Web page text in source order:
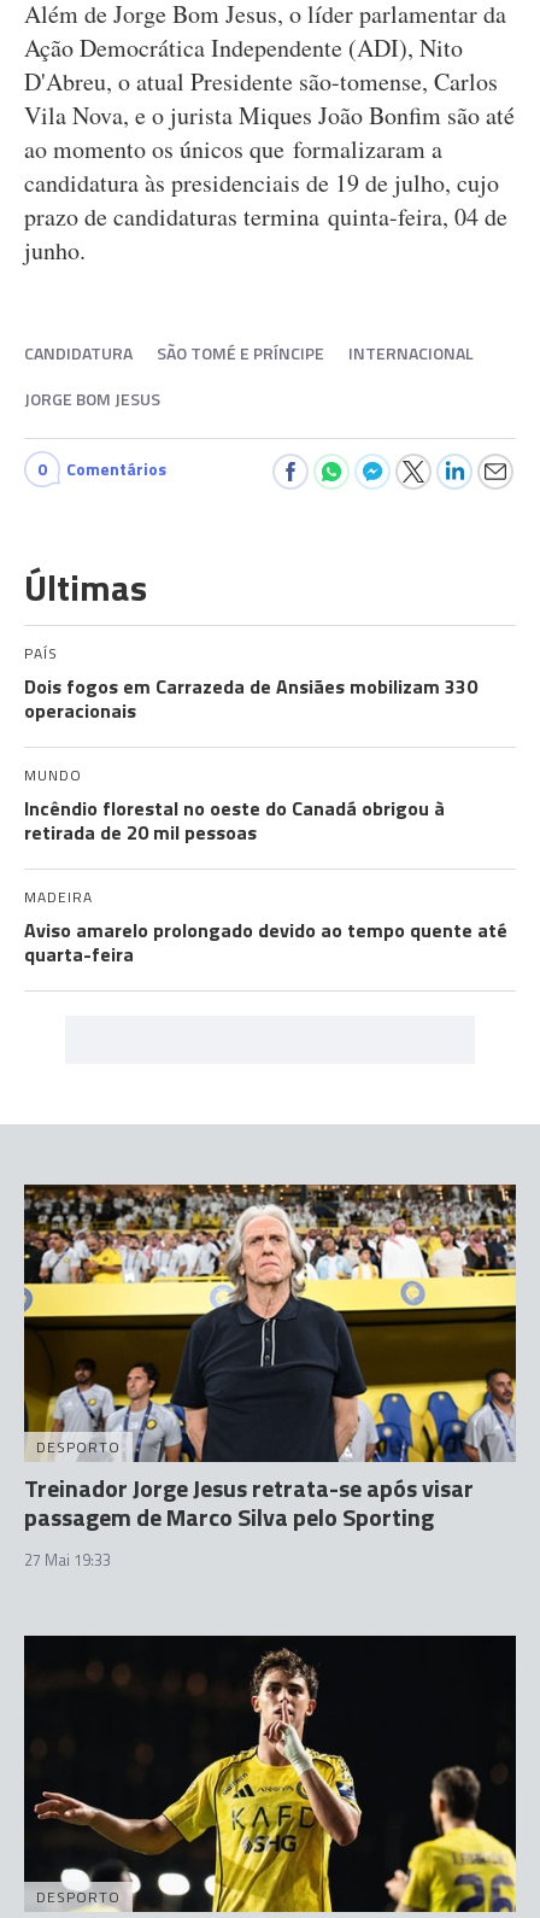
Além de Jorge Bom Jesus, o líder parlamentar da
Ação Democrática Independente (ADI), Nito
D'Abreu, o atual Presidente são-tomense, Carlos
Vila Nova, e o jurista Miques João Bonfim são até
ao momento os únicos que formalizaram a
candidatura às presidenciais de 19 de julho, cujo
prazo de candidaturas termina quinta-feira, 04 de
junho.
CANDIDATURA SÃO TOMÉ E PRÍNCIPE
INTERNACIONAL
JORGE BOM JESUS
0 Comentários
Últimas
PAÍS
Dois fogos em Carrazeda de Ansiães mobilizam 330
operacionais
MUNDO
Incêndio florestal no oeste do Canadá obrigou à
retirada de 20 mil pessoas
MADEIRA
Aviso amarelo prolongado devido ao tempo quente até
quarta-feira
DESPORTO
Treinador Jorge Jesus retrata-se após visar
passagem de Marco Silva pelo Sporting
27 Mai 19:33
DESPORTO